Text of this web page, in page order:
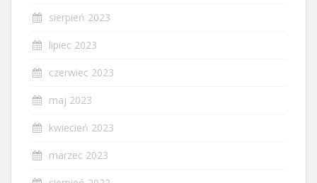
sierpień 2023
lipiec 2023
czerwiec 2023
maj 2023
kwiecień 2023
marzec 2023